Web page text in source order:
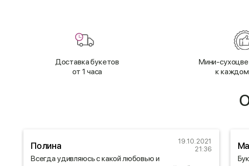
Доставка букетов
от 1 часа
Мини-
к
Полина
19.10.2021
21:36
Всегда удивляюсь с какой любовью и